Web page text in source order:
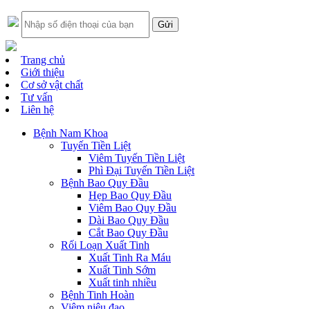
Trang chủ
Giới thiệu
Cơ sở vật chất
Tư vấn
Liên hệ
Bệnh Nam Khoa
Tuyến Tiền Liệt
Viêm Tuyến Tiền Liệt
Phì Đại Tuyến Tiền Liệt
Bệnh Bao Quy Đầu
Hẹp Bao Quy Đầu
Viêm Bao Quy Đầu
Dài Bao Quy Đầu
Cắt Bao Quy Đầu
Rối Loạn Xuất Tinh
Xuất Tinh Ra Máu
Xuất Tinh Sớm
Xuất tinh nhiều
Bệnh Tinh Hoàn